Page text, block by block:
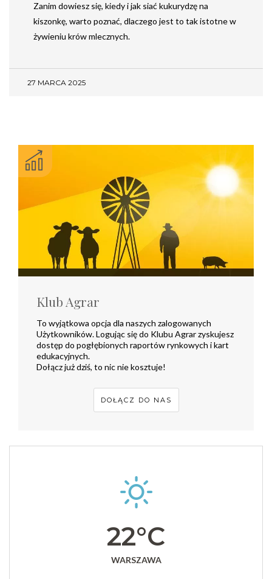
Zanim dowiesz się, kiedy i jak siać kukurydzę na
kiszonkę, warto poznać, dlaczego jest to tak istotne w
żywieniu krów mlecznych.
27 MARCA 2025
Klub Agrar
To wyjątkowa opcja dla naszych zalogowanych
Użytkowników. Logując się do Klubu Agrar zyskujesz
dostęp do pogłębionych raportów rynkowych i kart
edukacyjnych.
Dołącz już dziś, to nic nie kosztuje!
DOŁĄCZ DO NAS
22°C
WARSZAWA